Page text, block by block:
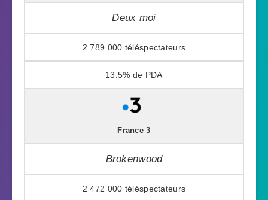
Deux moi
2 789 000
13.5%
France 3
Brokenwood
2 472 000